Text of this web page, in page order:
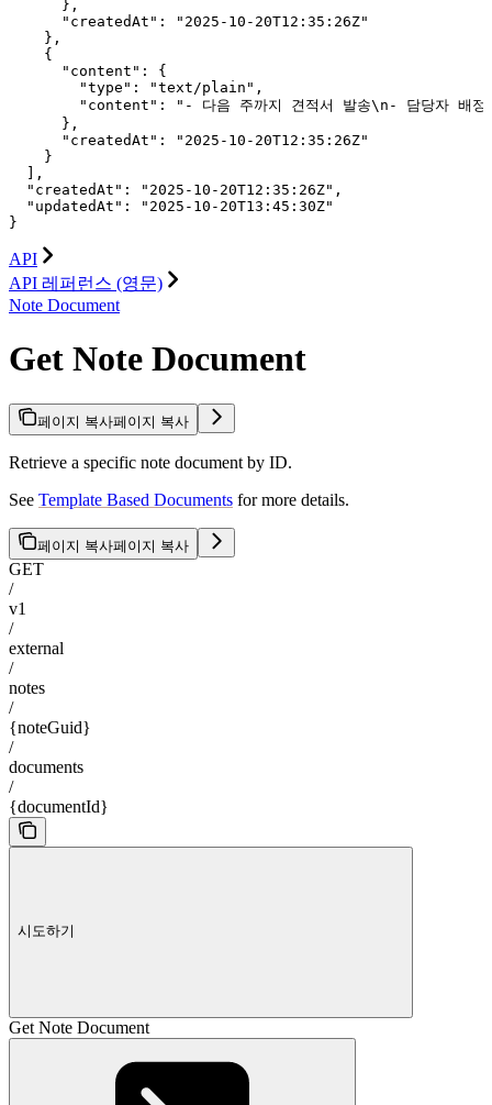
      },
      "createdAt": "2025-10-20T12:35:26Z"
    },
    {
      "content": {
        "type": "text/plain",
"content": "- 다음 주까지 견적서 발송\n- 담당자 배정
      },
      "createdAt": "2025-10-20T12:35:26Z"
    }
  ],
  "createdAt": "2025-10-20T12:35:26Z",
  "updatedAt": "2025-10-20T13:45:30Z"
}
API
API 레퍼런스 (영문)
Note Document
Get Note Document
페이지 복사페이지 복사
Retrieve a specific note document by ID.
See Template Based Documents for more details.
페이지 복사페이지 복사
GET
/
v1
/
external
/
notes
/
{noteGuid}
/
documents
/
{documentId}
시도하기
Get Note Document